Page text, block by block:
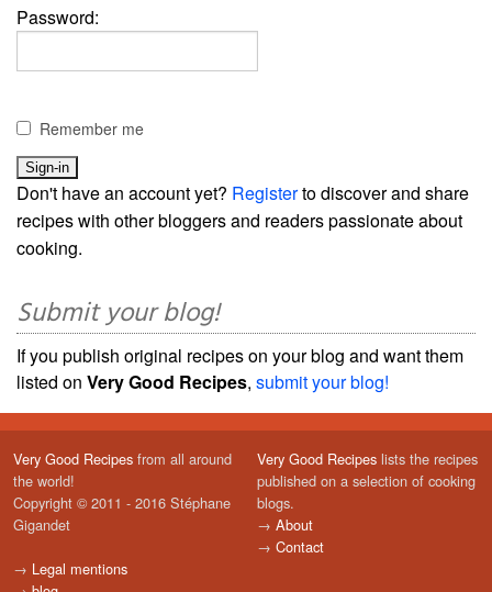
Password:
Remember me
Don't have an account yet? Registerto discover and share
recipes with other bloggers and readers passionate about
cooking.
Submit your blog!
If you publish original recipes on your blog and want them
listed on Very Good Recipes, submit your blog!
Very Good Recipes from all around
the world!
Copyright © 2011 - 2016 Stéphane
Gigandet
→ Legal mentions
Very Good Recipes lists the recipes
published on a selection of cooking
blogs.
→ About
→ Contact